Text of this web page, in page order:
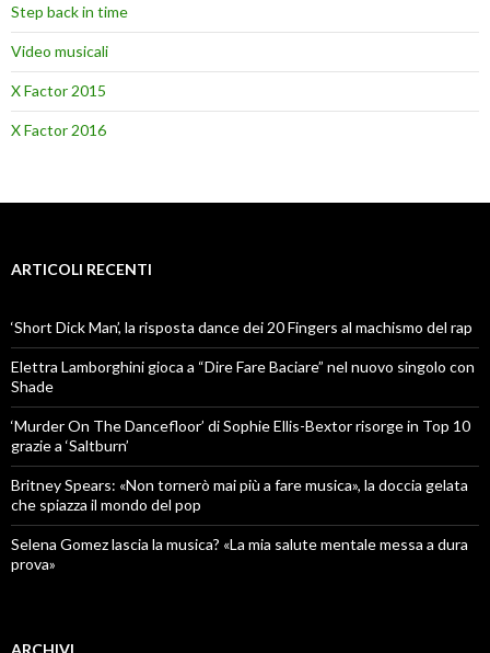
Step back in time
Video musicali
X Factor 2015
X Factor 2016
ARTICOLI RECENTI
‘Short Dick Man’, la risposta dance dei 20 Fingers al machismo del rap
Elettra Lamborghini gioca a “Dire Fare Baciare” nel nuovo singolo con
Shade
‘Murder On The Dancefloor’ di Sophie Ellis-Bextor risorge in Top 10
grazie a ‘Saltburn’
Britney Spears: «Non tornerò mai più a fare musica», la doccia gelata
che spiazza il mondo del pop
Selena Gomez lascia la musica? «La mia salute mentale messa a dura
prova»
ARCHIVI